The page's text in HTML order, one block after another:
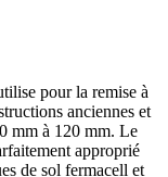
pour la remise à
anciennes et
mm à 120 mm. Le
approprié
de sol fermacell et